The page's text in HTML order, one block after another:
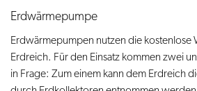
Erdwärmepumpe
Erdwärmepumpen nutzen die kostenlose
Erdreich. Für den Einsatz kommen zwei
in Frage: Zum einem kann dem Erdreich